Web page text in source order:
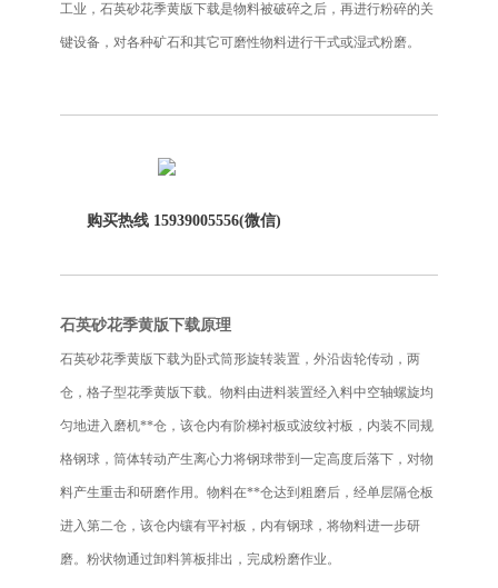
工业，石英砂花季黄版下载是物料被破碎之后，再进行粉碎的关
键设备，对各种矿石和其它可磨性物料进行干式或湿式粉磨。
购买热线 15939005556(微信)
石英砂花季黄版下载原理
石英砂花季黄版下载为卧式筒形旋转装置，外沿齿轮传动，两
仓，格子型花季黄版下载。物料由进料装置经入料中空轴螺旋均
匀地进入磨机**仓，该仓内有阶梯衬板或波纹衬板，内装不同规
格钢球，筒体转动产生离心力将钢球带到一定高度后落下，对物
料产生重击和研磨作用。物料在**仓达到粗磨后，经单层隔仓板
进入第二仓，该仓内镶有平衬板，内有钢球，将物料进一步研
磨。粉状物通过卸料箅板排出，完成粉磨作业。